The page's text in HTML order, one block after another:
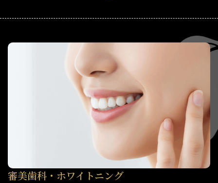
審美歯科・ホワイトニング